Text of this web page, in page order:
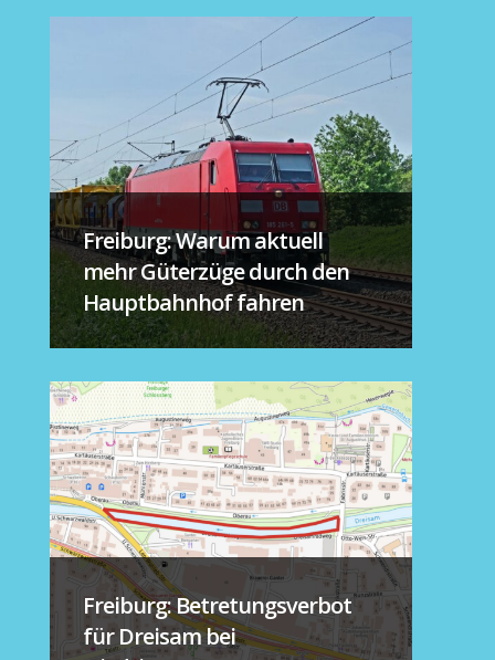
Freiburg: Warum aktuell
mehr Güterzüge durch den
Hauptbahnhof fahren
Freiburg: Betretungsverbot
für Dreisam bei